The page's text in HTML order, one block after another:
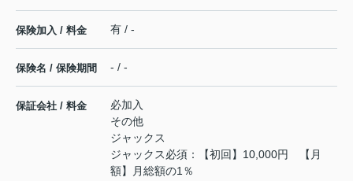
保険加入 / 料金 有 / -
保険名 / 保険期間 - / -
保証会社 / 料金
必加入
その他
ジャックス
ジャックス必須：【初回】10,000円 【月
額】月総額の1％